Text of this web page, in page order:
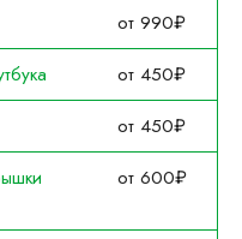
от 990₽
от 450₽
от 450₽
от 600₽